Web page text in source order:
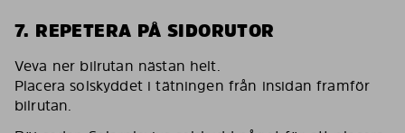
7. REPETERA PÅ SIDORUTOR
Veva ner bilrutan nästan helt.
Placera solskyddet i tätningen från insidan framför
bilrutan.